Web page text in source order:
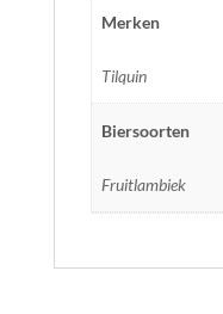
Merken
Tilquin
Biersoorten
Fruitlambiek